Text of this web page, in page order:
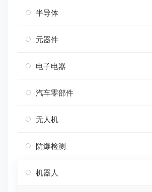
半导体
元器件
电子电器
汽车零部件
无人机
防爆检测
机器人